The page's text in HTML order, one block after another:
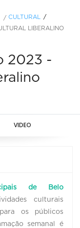
/ CULTURAL
LIBERALINO
2023 -
VIDEO
de Belo
culturais
os públicos
semanal é